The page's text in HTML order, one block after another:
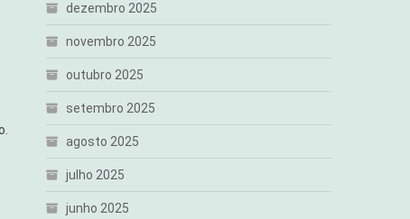
dezembro 2025
novembro 2025
outubro 2025
setembro 2025
agosto 2025
julho 2025
junho 2025